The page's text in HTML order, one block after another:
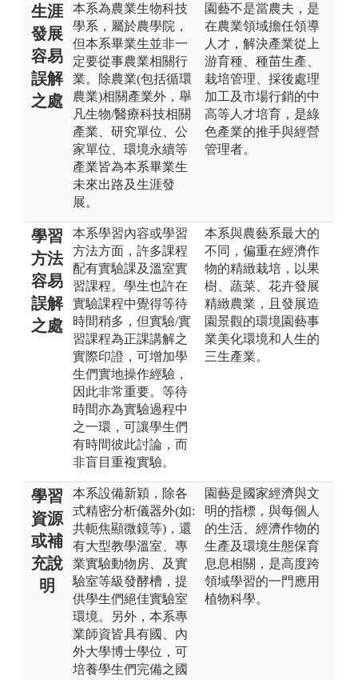
生涯
發展
容易
誤解
之處
本系為農業生物科技
學系，屬於農學院，
但本系畢業生並非一
定要從事農業相關行
業。除農業(包括循環
農業)相關產業外，舉
凡生物/醫療科技相關
產業、研究單位、公
家單位、環境永續等
產業皆為本系畢業生
未來出路及生涯發
展。
園藝不是當農夫，是
在農業領域擔任領導
人才，解決產業從上
游育種、種苗生產、
栽培管理、採後處理
加工及市場行銷的中
高等人才培育，是綠
色產業的推手與經營
管理者。
學習
方法
容易
誤解
之處
本系學習內容或學習
方法方面，許多課程
配有實驗課及溫室實
習課程。學生也許在
實驗課程中覺得等待
時間稍多，但實驗/實
習課程為正課講解之
實際印證，可增加學
生們實地操作經驗，
因此非常重要。等待
時間亦為實驗過程中
之一環，可讓學生們
有時間彼此討論，而
非盲目重複實驗。
本系與農藝系最大的
不同，偏重在經濟作
物的精緻栽培，以果
樹、蔬菜、花卉發展
精緻農業，且發展造
園景觀的環境園藝事
業美化環境和人生的
三生產業。
學習
資源
或補
充說
明
本系設備新穎，除各
式精密分析儀器外(如:
共軛焦顯微鏡等)，還
有大型教學溫室、專
業實驗動物房、及實
驗室等級發酵槽，提
供學生們絕佳實驗室
環境。另外，本系專
業師資皆具有國、內
外大學博士學位，可
培養學生們完備之國
園藝是國家經濟與文
明的指標，與每個人
的生活、經濟作物的
生產及環境生態保育
息息相關，是高度跨
領域學習的一門應用
植物科學。